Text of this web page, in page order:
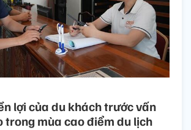
lợi của du khách trước vấn
trong mùa cao điểm du lịch